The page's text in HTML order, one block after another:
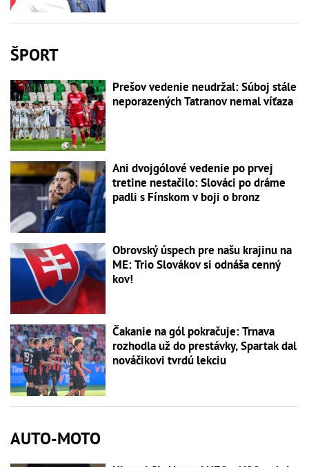
ŠPORT
Prešov vedenie neudržal: Súboj stále
neporazených Tatranov nemal víťaza
Ani dvojgólové vedenie po prvej
tretine nestačilo: Slováci po dráme
padli s Fínskom v boji o bronz
Obrovský úspech pre našu krajinu na
ME: Trio Slovákov si odnáša cenný
kov!
Čakanie na gól pokračuje: Trnava
rozhodla už do prestávky, Spartak dal
nováčikovi tvrdú lekciu
AUTO-MOTO